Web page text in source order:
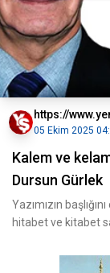
https://
05 Ekim 2025
Kalem ve
Dursun Gürlek
Yazımızın
hitabet ve kitabet